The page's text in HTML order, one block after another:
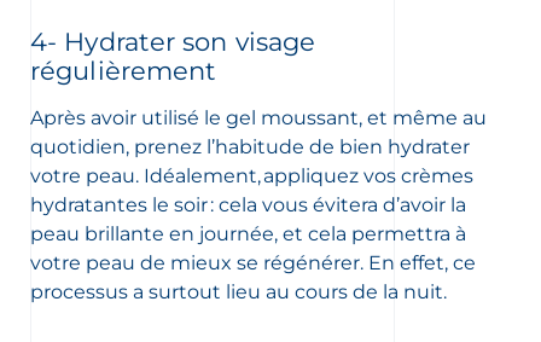
4- Hydrater son visage
régulièrement
Après avoir utilisé le gel moussant, et même au
quotidien, prenez l’habitude de bien hydrater
votre peau. Idéalement, appliquez vos crèmes
hydratantes le soir : cela vous évitera d’avoir la
peau brillante en journée, et cela permettra à
votre peau de mieux se régénérer. En effet, ce
processus a surtout lieu au cours de la nuit.